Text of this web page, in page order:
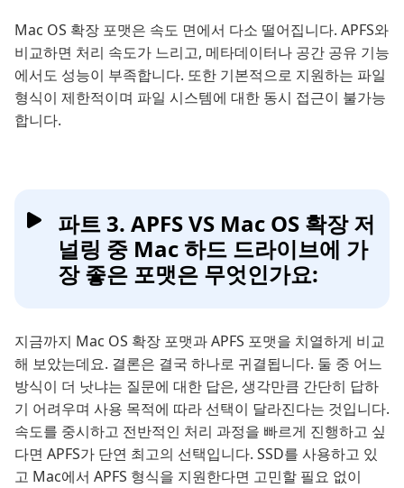
Mac OS 확장 포맷은 속도 면에서 다소 떨어집니다. APFS와
비교하면 처리 속도가 느리고, 메타데이터나 공간 공유 기능
에서도 성능이 부족합니다. 또한 기본적으로 지원하는 파일
형식이 제한적이며 파일 시스템에 대한 동시 접근이 불가능
합니다.
파트 3. APFS VS Mac OS 확장 저
널링 중 Mac 하드 드라이브에 가
장 좋은 포맷은 무엇인가요:
지금까지 Mac OS 확장 포맷과 APFS 포맷을 치열하게 비교
해 보았는데요. 결론은 결국 하나로 귀결됩니다. 둘 중 어느
방식이 더 낫냐는 질문에 대한 답은, 생각만큼 간단히 답하
기 어려우며 사용 목적에 따라 선택이 달라진다는 것입니다.
속도를 중시하고 전반적인 처리 과정을 빠르게 진행하고 싶
다면 APFS가 단연 최고의 선택입니다. SSD를 사용하고 있
고 Mac에서 APFS 형식을 지원한다면 고민할 필요 없이